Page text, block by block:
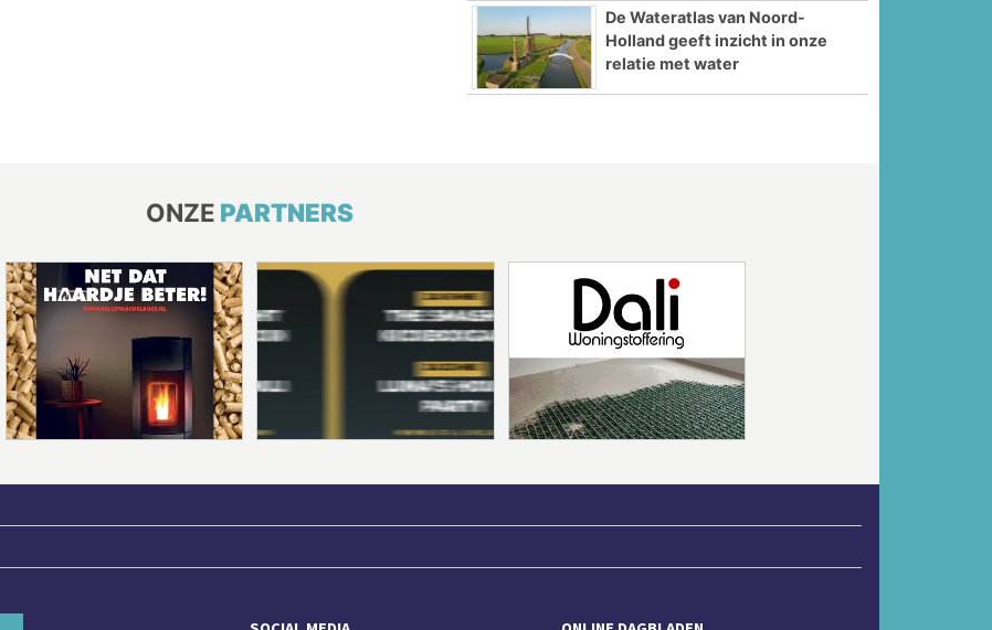
De Wateratlas van Noord-
Holland geeft inzicht in onze
relatie met water
ONZE PARTNERS